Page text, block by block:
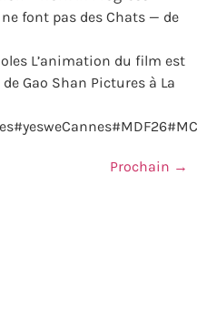
font pas des Chats — de
L’animation du film est
Gao Shan Pictures à La
Prochain →